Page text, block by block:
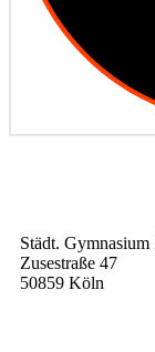
Städt. Gymnasium
Zusestraße 47
50859 Köln